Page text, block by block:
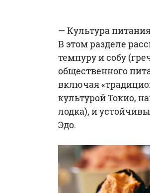
— Культура
В этом разделе
темпуру и собу
общественного
включая
культурой Токио,
лодка), и
Эдо.